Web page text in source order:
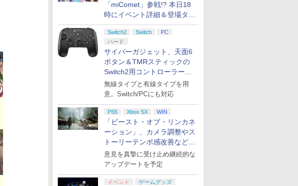
「miComet」参戦!? 本日18
時にイベント詳細＆登場タレ
ント公開
Switch2 Switch
PC
ハード
サイバーガジェット、天面6
ボタン＆TMRスティックの
Switch2用コントローラーを9
月下旬発売！
無線タイプと有線タイプを用
意。Switch/PCにも対応
PS5 Xbox SX WIN
「ビースト・オブ・リンカネ
ーション」、カメラ調整やス
トーリーテンポ感改善などの
アプデを1週間以内に実施
意見を真摯に受け止め継続的な
アップデートを予定
イベント ゲームグッズ